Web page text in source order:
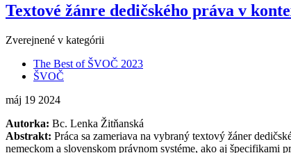
Textové žánre dedičského práva v
Zverejnené v kategórii
The Best of ŠVOČ 2023
ŠVOČ
máj 19 2024
Autorka: Bc. Lenka Žitňanská
Abstrakt: Práca sa zameriava na vybraný textový žáner
nemeckom a slovenskom právnom systéme, ako aj